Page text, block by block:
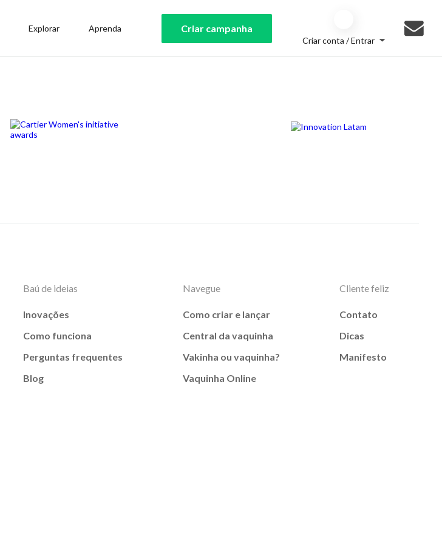
Explorar Aprenda Criar campanha
Criar conta / Entrar
Baú de ideias
Inovações
Como funciona
Perguntas frequentes
Blog
Navegue
Como criar e lançar
Central da vaquinha
Vakinha ou vaquinha?
Vaquinha Online
Cliente feliz
Contato
Dicas
Manifesto